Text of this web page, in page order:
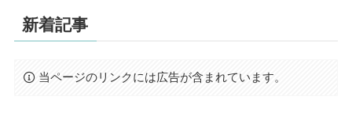
新着記事
当ページのリンクには広告が含まれています。